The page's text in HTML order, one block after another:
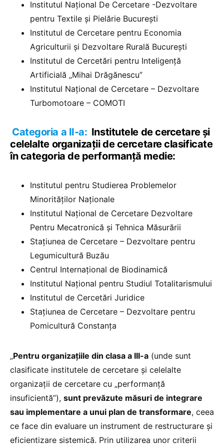
Institutul Național De Cercetare -Dezvoltare
pentru Textile și Pielărie București
Institutul de Cercetare pentru Economia
Agriculturii și Dezvoltare Rurală București
Institutul de Cercetări pentru Inteligență
Artificială „Mihai Drăgănescu”
Institutul Național de Cercetare – Dezvoltare
Turbomotoare – COMOTI
Categoria a II-a: Institutele de cercetare și
celelalte organizații de cercetare clasificate
în categoria de performanță medie:
Institutul pentru Studierea Problemelor
Minorităților Naționale
Institutul Național de Cercetare Dezvoltare
Pentru Mecatronică și Tehnica Măsurării
Stațiunea de Cercetare – Dezvoltare pentru
Legumicultură Buzău
Centrul Internațional de Biodinamică
Institutul Național pentru Studiul Totalitarismului
Institutul de Cercetări Juridice
Stațiunea de Cercetare – Dezvoltare pentru
Pomicultură Constanța
„Pentru organizațiile din clasa a III-a (unde sunt
clasificate institutele de cercetare și celelalte
organizații de cercetare cu „performanță
insuficientă”), sunt prevăzute măsuri de integrare
sau implementare a unui plan de transformare, ceea
ce face din evaluare un instrument de restructurare și
eficientizare sistemică. Prin utilizarea unor criterii